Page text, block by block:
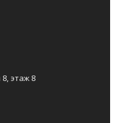
этаж 8